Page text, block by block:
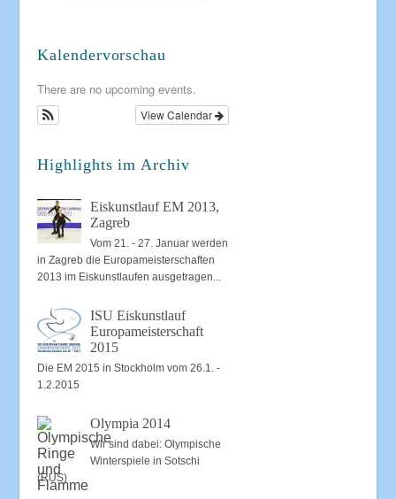
Kalendervorschau
There are no upcoming events.
View Calendar
Highlights im Archiv
Eiskunstlauf EM 2013,
Zagreb
Vom 21. - 27. Januar werden
in Zagreb die Europameisterschaften
2013 im Eiskunstlaufen ausgetragen...
ISU Eiskunstlauf
Europameisterschaft
2015
Die EM 2015 in Stockholm vom 26.1. -
1.2.2015
Olympia 2014
Wir sind dabei: Olympische
Winterspiele in Sotschi
(RUS)